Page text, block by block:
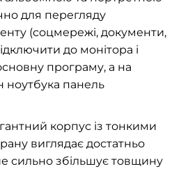
для перегляду
(соцмережі, документи,
до монітора і
програму, а на
ноутбука панель
корпус із тонкими
виглядає достатньо
сильно збільшує товщину